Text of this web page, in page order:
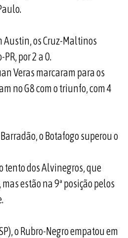
Austin, os Cruz-Maltinos
por 2 a 0.
Veras marcaram para os
no G8 com o triunfo, com 4
o Botafogo superou o
tento dos Alvinegros, que
estão na 9ª posição pelos
o Rubro-Negro empatou em